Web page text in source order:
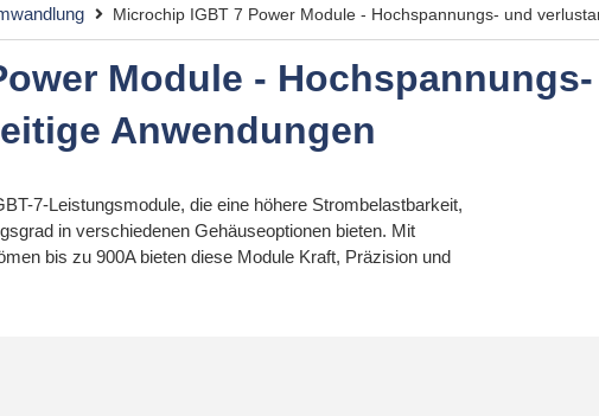
Microchip IGBT 7 Power Module - Hochspannungs- und
Module -
Anwendungen
7-Leistungsmodule, die eine höhere Strombelastbarkeit,
in verschiedenen Gehäuseoptionen bieten. Mit
bis zu 900A bieten diese Module Kraft, Präzision und